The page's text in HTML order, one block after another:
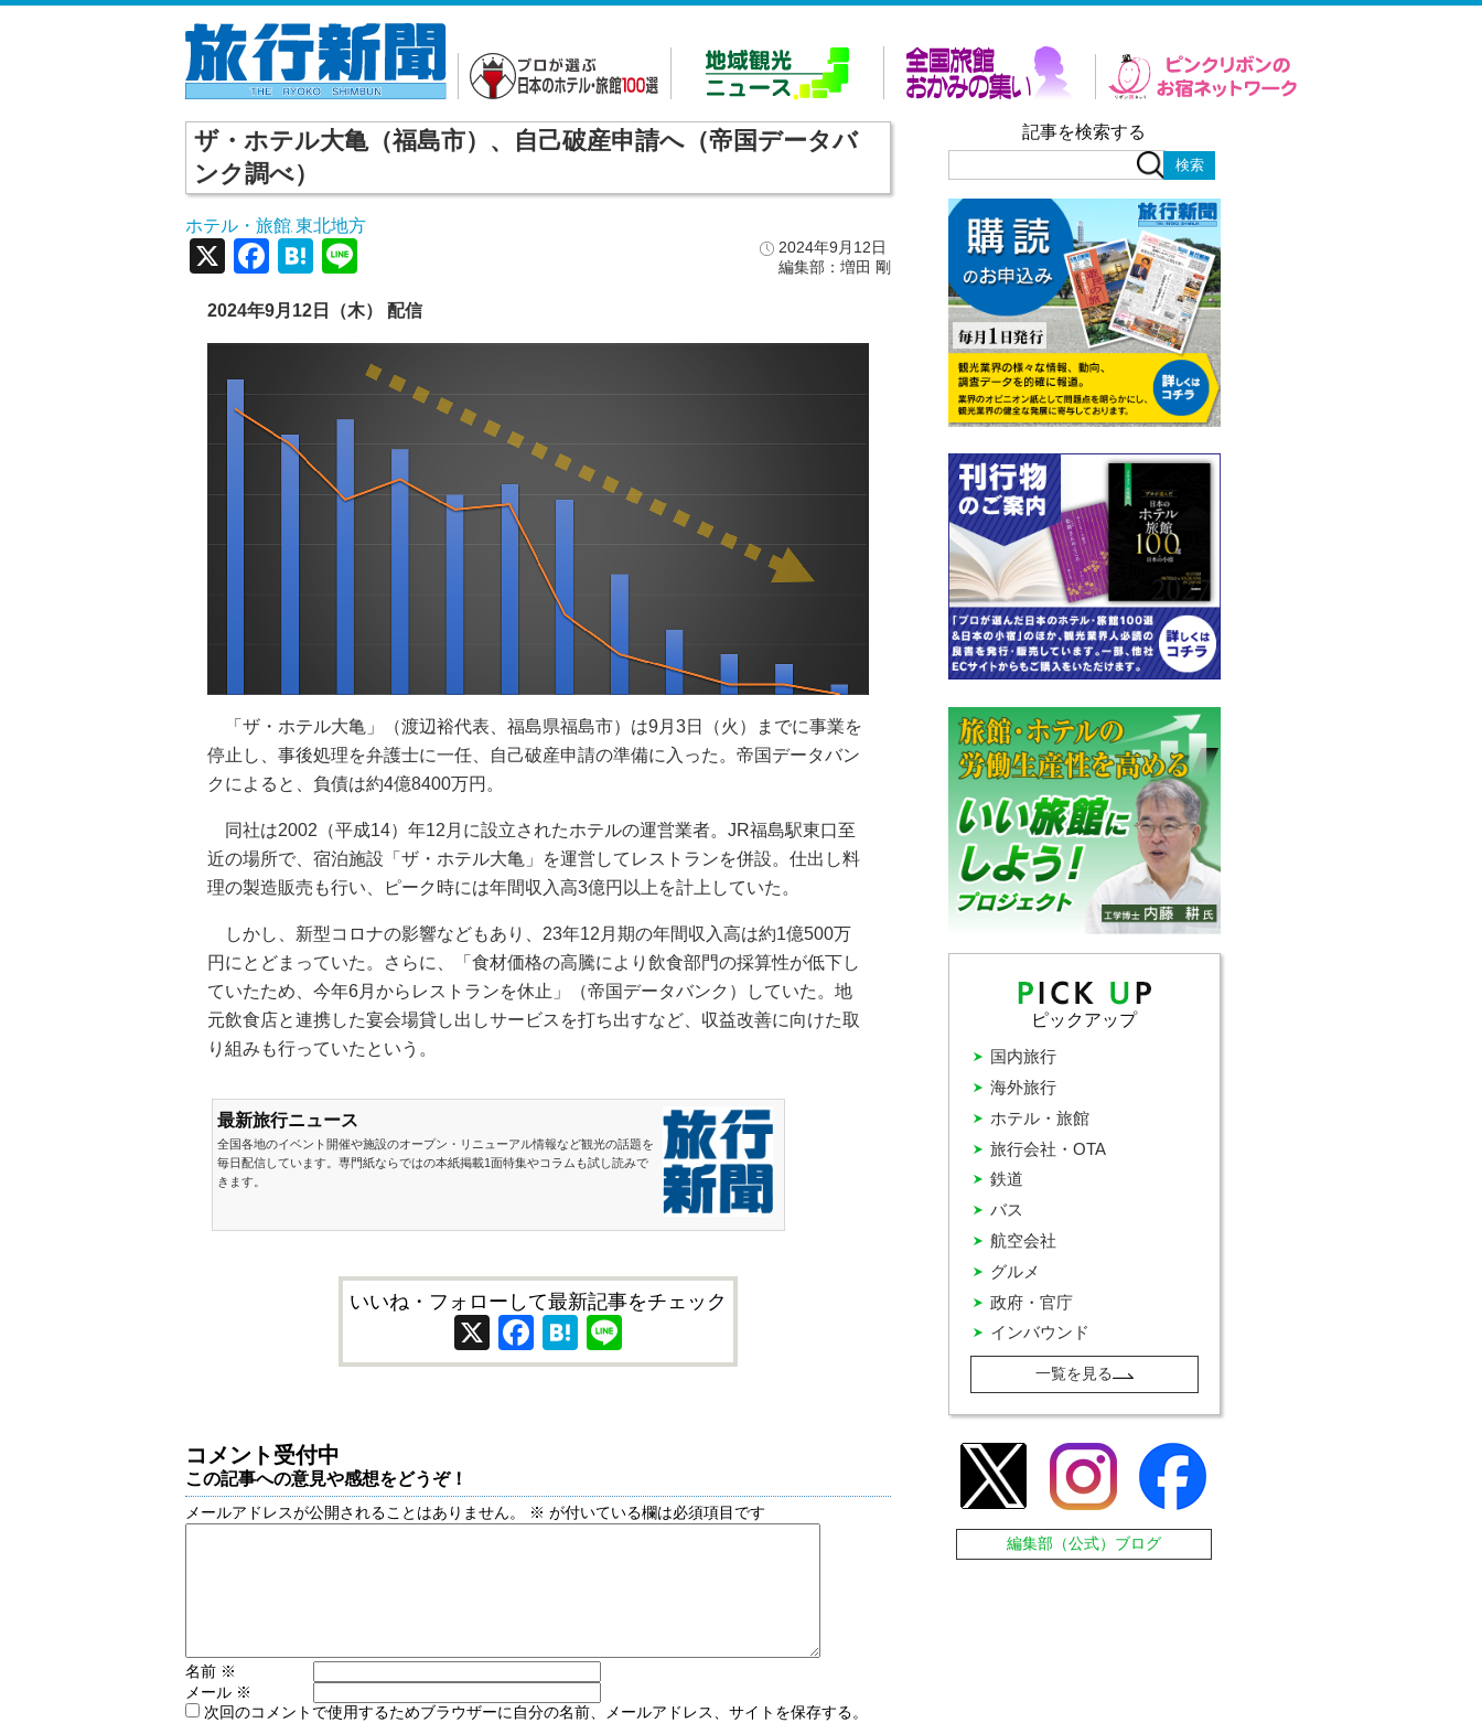
ザ・ホテル大亀（福島市）、自己破産申請へ（帝国データバ
ンク調べ）
ホテル・旅館 東北地方
2024年9月12日
編集部：増田 剛
X Facebook
Hatena
2024年9月12日（木） 配信
「ザ・ホテル大亀」（渡辺裕代表、福島県福島市）は9月3日（火）までに事業を
停止し、事後処理を弁護士に一任、自己破産申請の準備に入った。帝国データバン
クによると、負債は約4億8400万円。
同社は2002（平成14）年12月に設立されたホテルの運営業者。JR福島駅東口至
近の場所で、宿泊施設「ザ・ホテル大亀」を運営してレストランを併設。仕出し料
理の製造販売も行い、ピーク時には年間収入高3億円以上を計上していた。
しかし、新型コロナの影響などもあり、23年12月期の年間収入高は約1億500万
円にとどまっていた。さらに、「食材価格の高騰により飲食部門の採算性が低下し
ていたため、今年6月からレストランを休止」（帝国データバンク）していた。地
元飲食店と連携した宴会場貸し出しサービスを打ち出すなど、収益改善に向けた取
り組みも行っていたという。
最新旅行ニュース
全国各地のイベント開催や施設のオープン・リニューアル情報など観光の話題を
毎日配信しています。専門紙ならではの本紙掲載1面特集やコラムも試し読みで
きます。
いいね・フォローして最新記事をチェック
X Facebook
Hatena
コメント受付中
この記事への意見や感想をどうぞ！
メールアドレスが公開されることはありません。 ※ が付いている欄は必須項目です
名前 ※
メール ※
次回のコメントで使用するためブラウザーに自分の名前、メールアドレス、サイトを保存する。
記事を検索する
ピックアップ
インバウンド
グルメ
バス
ホテル・旅館
国内旅行
政府・官庁
旅行会社・OTA
海外旅行
航空会社
鉄道
一覧を見る
編集部（公式）ブログ